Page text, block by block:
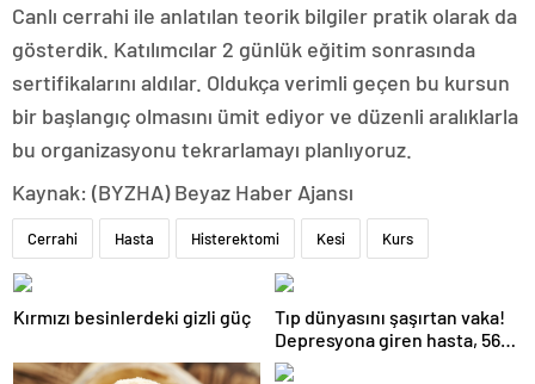
Canlı cerrahi ile anlatılan teorik bilgiler pratik olarak da
gösterdik. Katılımcılar 2 günlük eğitim sonrasında
sertifikalarını aldılar. Oldukça verimli geçen bu kursun
bir başlangıç olmasını ümit ediyor ve düzenli aralıklarla
bu organizasyonu tekrarlamayı planlıyoruz.
Kaynak: (BYZHA) Beyaz Haber Ajansı
Cerrahi Hasta Histerektomi Kesi Kurs
Kırmızı besinlerdeki gizli güç
Tıp dünyasını şaşırtan vaka!
Depresyona giren hasta, 56
gün boyunca kesintisiz uyudu